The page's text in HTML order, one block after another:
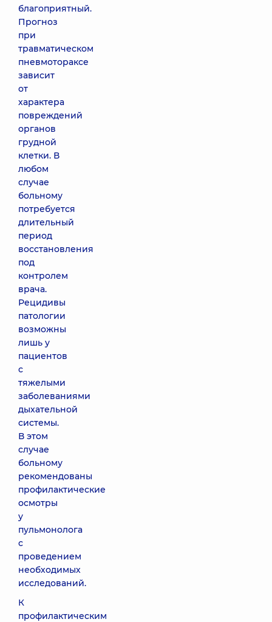
благоприятный.
Прогноз
при
травматическом
пневмотораксе
зависит
от
характера
повреждений
органов
грудной
клетки. В
любом
случае
больному
потребуется
длительный
период
восстановления
под
контролем
врача.
Рецидивы
патологии
возможны
лишь у
пациентов
с
тяжелыми
заболеваниями
дыхательной
системы.
В этом
случае
больному
рекомендованы
профилактические
осмотры
у
пульмонолога
с
проведением
необходимых
исследований.
К
профилактическим